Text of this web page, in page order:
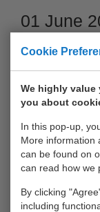
Cookie
We highly value
you about
In this pop-up,
More information
can be found on
can read how we
By clicking
including
01 June
Geachte relatie,